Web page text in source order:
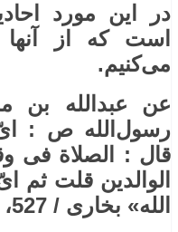
در این مورد
است که از آنها
می‌کنیم.
عن عبدالله
رسول‌الله ص :
قال : الصلاة فی
الوالدین قلت ثم
الله» بخاری / 527، مسلم / 85.